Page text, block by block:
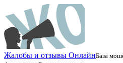
Жалобы и отзывы ОнлайнБаза